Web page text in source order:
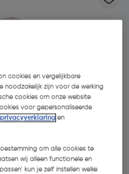
cookies en vergelijkbare
noodzakelijk zijn voor de werking
cookies om onze website
voor gepersonaliseerde
privacyverklaring en
om alle cookies te
wij alleen functionele en
kun je zelf instellen welke